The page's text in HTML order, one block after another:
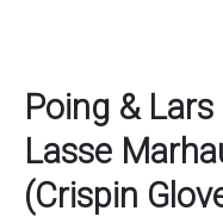
Poing &
Lasse
(Crispin